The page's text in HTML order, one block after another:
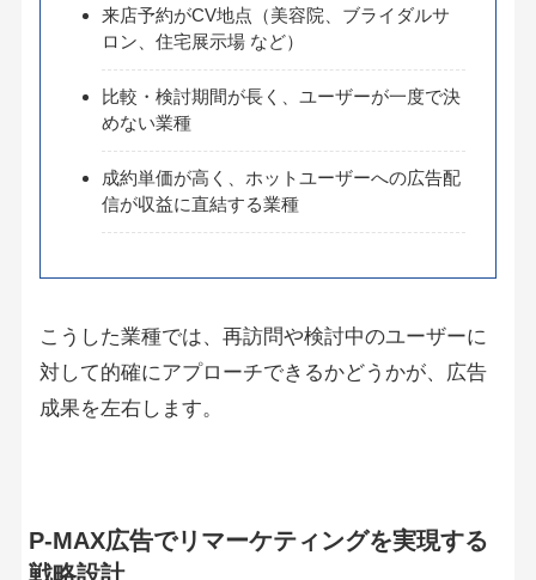
来店予約がCV地点（美容院、ブライダルサ
ロン、住宅展示場 など）
比較・検討期間が長く、ユーザーが一度で決
めない業種
成約単価が高く、ホットユーザーへの広告配
信が収益に直結する業種
こうした業種では、再訪問や検討中のユーザーに
対して的確にアプローチできるかどうかが、広告
成果を左右します。
P-MAX広告でリマーケティングを実現する
戦略設計